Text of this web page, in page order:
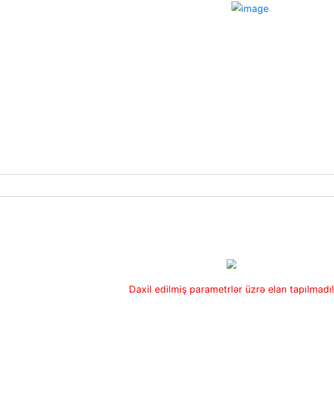
Daxil edilmiş parametrlər üzrə elan tapılmadı!